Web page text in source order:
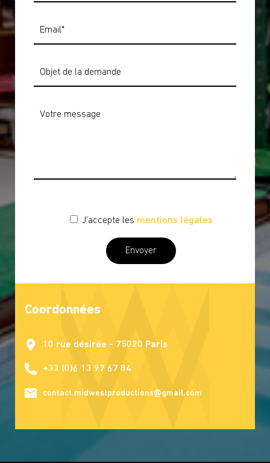
J'accepte les mentions légales
Coordonnées
10 rue désirée - 75020 Paris
+33 (0)6 13 97 67 84
contact.midwestproductions@gmail.com